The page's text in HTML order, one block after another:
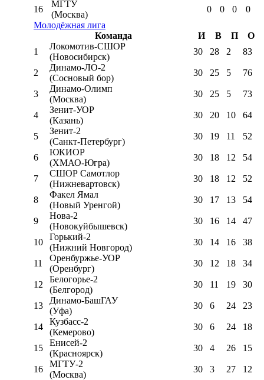
16
МГТУ
(Москва)
0 0 0
0
Молодёжная лига
Команда
И В П
О
1
Локомотив-CШОР
(Новосибирск)
30 28 2 83
2
Динамо-ЛО-2
(Сосновый бор)
30 25 5 76
3
Динамо-Олимп
(Москва)
30 25 5 73
4
Зенит-УОР
(Казань)
30 20 10 64
5
Зенит-2
(Санкт-Петербург)
30 19 11 52
6
ЮКИОР
(ХМАО-Югра)
30 18 12 54
7
СШОР Самотлор
(Нижневартовск)
30 18 12 52
8
Факел Ямал
(Новый Уренгой)
30 17 13 54
9
Нова-2
(Новокуйбышевск)
30 16 14 47
10
Горький-2
(Нижний Новгород)
30 14 16 38
11
Оренбуржье-УОР
(Оренбург)
30 12 18 34
12
Белогорье-2
(Белгород)
30 11 19 30
13
Динамо-БашГАУ
(Уфа)
30 6 24 23
14
Кузбасс-2
(Кемерово)
30 6 24 18
15
Енисей-2
(Красноярск)
30 4 26 15
16
МГТУ-2
(Москва)
30 3 27 12